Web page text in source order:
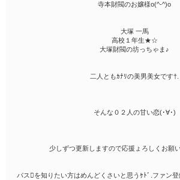
寺本財閥のお嬢様o(^-^)o
大塚 一馬
高校１年生★☆
大塚財閥の坊っちゃま♪
二人ともｶﾅﾘの美男美女です†.
そんな０２人の甘い恋(･∀･)
少しずつ更新しますので応援ょろしくお願
パスを知りたい方はめんどくさいと思うｹﾄﾞ.ファン